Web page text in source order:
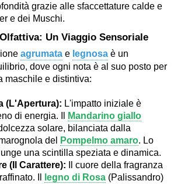
grazie alle sfaccettature calde e
e dei Muschi.
Un Viaggio Sensoriale
agrumata e legnosa è un
dove ogni nota è al suo posto per
maschile e distintiva:
(L'Apertura): L'impatto iniziale è
di energia. Il
Mandarino giallo
solare, bilanciata dalla
del
Pompelmo amaro. Lo
una scintilla speziata e dinamica.
(Il Carattere): Il cuore della fragranza
Il
legno di Rosa (Palissandro)